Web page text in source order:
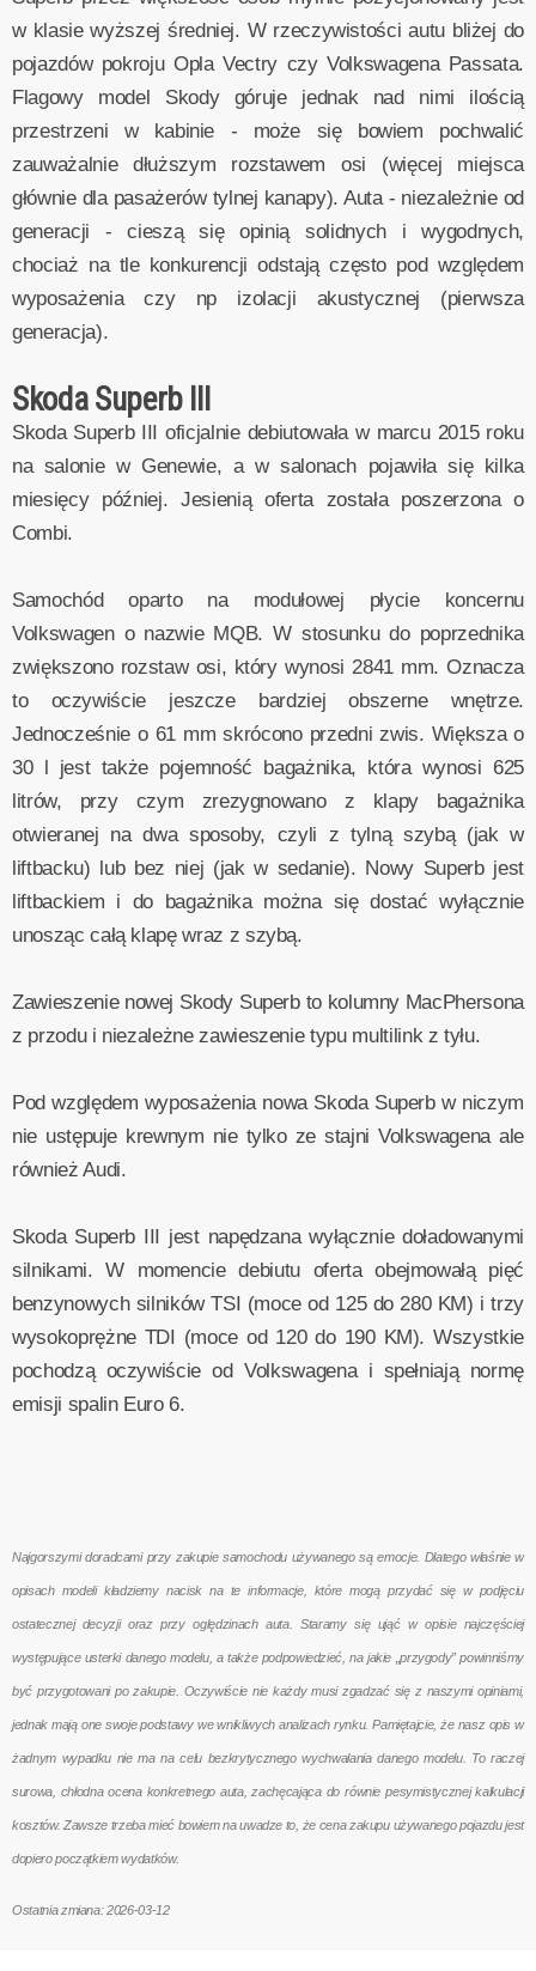
w klasie wyższej średniej. W rzeczywistości autu bliżej do
pojazdów pokroju Opla Vectry czy Volkswagena Passata.
Flagowy model Skody góruje jednak nad nimi ilością
przestrzeni w kabinie - może się bowiem pochwalić
zauważalnie dłuższym rozstawem osi (więcej miejsca
głównie dla pasażerów tylnej kanapy). Auta - niezależnie od
generacji - cieszą się opinią solidnych i wygodnych,
chociaż na tle konkurencji odstają często pod względem
wyposażenia czy np izolacji akustycznej (pierwsza
generacja).
Skoda Superb III
Skoda Superb III oficjalnie debiutowała w marcu 2015 roku
na salonie w Genewie, a w salonach pojawiła się kilka
miesięcy później. Jesienią oferta została poszerzona o
Combi.
Samochód oparto na modułowej płycie koncernu
Volkswagen o nazwie MQB. W stosunku do poprzednika
zwiększono rozstaw osi, który wynosi 2841 mm. Oznacza
to oczywiście jeszcze bardziej obszerne wnętrze.
Jednocześnie o 61 mm skrócono przedni zwis. Większa o
30 l jest także pojemność bagażnika, która wynosi 625
litrów, przy czym zrezygnowano z klapy bagażnika
otwieranej na dwa sposoby, czyli z tylną szybą (jak w
liftbacku) lub bez niej (jak w sedanie). Nowy Superb jest
liftbackiem i do bagażnika można się dostać wyłącznie
unosząc całą klapę wraz z szybą.
Zawieszenie nowej Skody Superb to kolumny MacPhersona
z przodu i niezależne zawieszenie typu multilink z tyłu.
Pod względem wyposażenia nowa Skoda Superb w niczym
nie ustępuje krewnym nie tylko ze stajni Volkswagena ale
również Audi.
Skoda Superb III jest napędzana wyłącznie doładowanymi
silnikami. W momencie debiutu oferta obejmowałą pięć
benzynowych silników TSI (moce od 125 do 280 KM) i trzy
wysokoprężne TDI (moce od 120 do 190 KM). Wszystkie
pochodzą oczywiście od Volkswagena i spełniają normę
emisji spalin Euro 6.
Najgorszymi doradcami przy zakupie samochodu używanego są emocje. Dlatego właśnie w
opisach modeli kładziemy nacisk na te informacje, które mogą przydać się w podjęciu
ostatecznej decyzji oraz przy oględzinach auta. Staramy się ująć w opisie najczęściej
występujące usterki danego modelu, a także podpowiedzieć, na jakie „przygody” powinniśmy
być przygotowani po zakupie. Oczywiście nie każdy musi zgadzać się z naszymi opiniami,
jednak mają one swoje podstawy we wnikliwych analizach rynku. Pamiętajcie, że nasz opis w
żadnym wypadku nie ma na celu bezkrytycznego wychwalania danego modelu. To raczej
surowa, chłodna ocena konkretnego auta, zachęcająca do równie pesymistycznej kalkulacji
kosztów. Zawsze trzeba mieć bowiem na uwadze to, że cena zakupu używanego pojazdu jest
dopiero początkiem wydatków.
Ostatnia zmiana: 2026-03-12